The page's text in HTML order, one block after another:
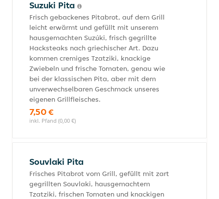
Suzuki Pita
Frisch gebackenes Pitabrot, auf dem Grill
leicht erwärmt und gefüllt mit unserem
hausgemachten Suzúki, frisch gegrillte
Hacksteaks nach griechischer Art. Dazu
kommen cremiges Tzatziki, knackige
Zwiebeln und frische Tomaten, genau wie
bei der klassischen Pita, aber mit dem
unverwechselbaren Geschmack unseres
eigenen Grillfleisches.
7,50 €
inkl. Pfand (0,00 €)
Souvlaki Pita
Frisches Pitabrot vom Grill, gefüllt mit zart
gegrillten Souvlaki, hausgemachtem
Tzatziki, frischen Tomaten und knackigen